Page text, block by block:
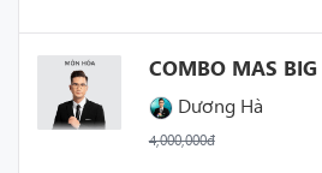
COMBO MAS
Dương Hà
4,000,000đ